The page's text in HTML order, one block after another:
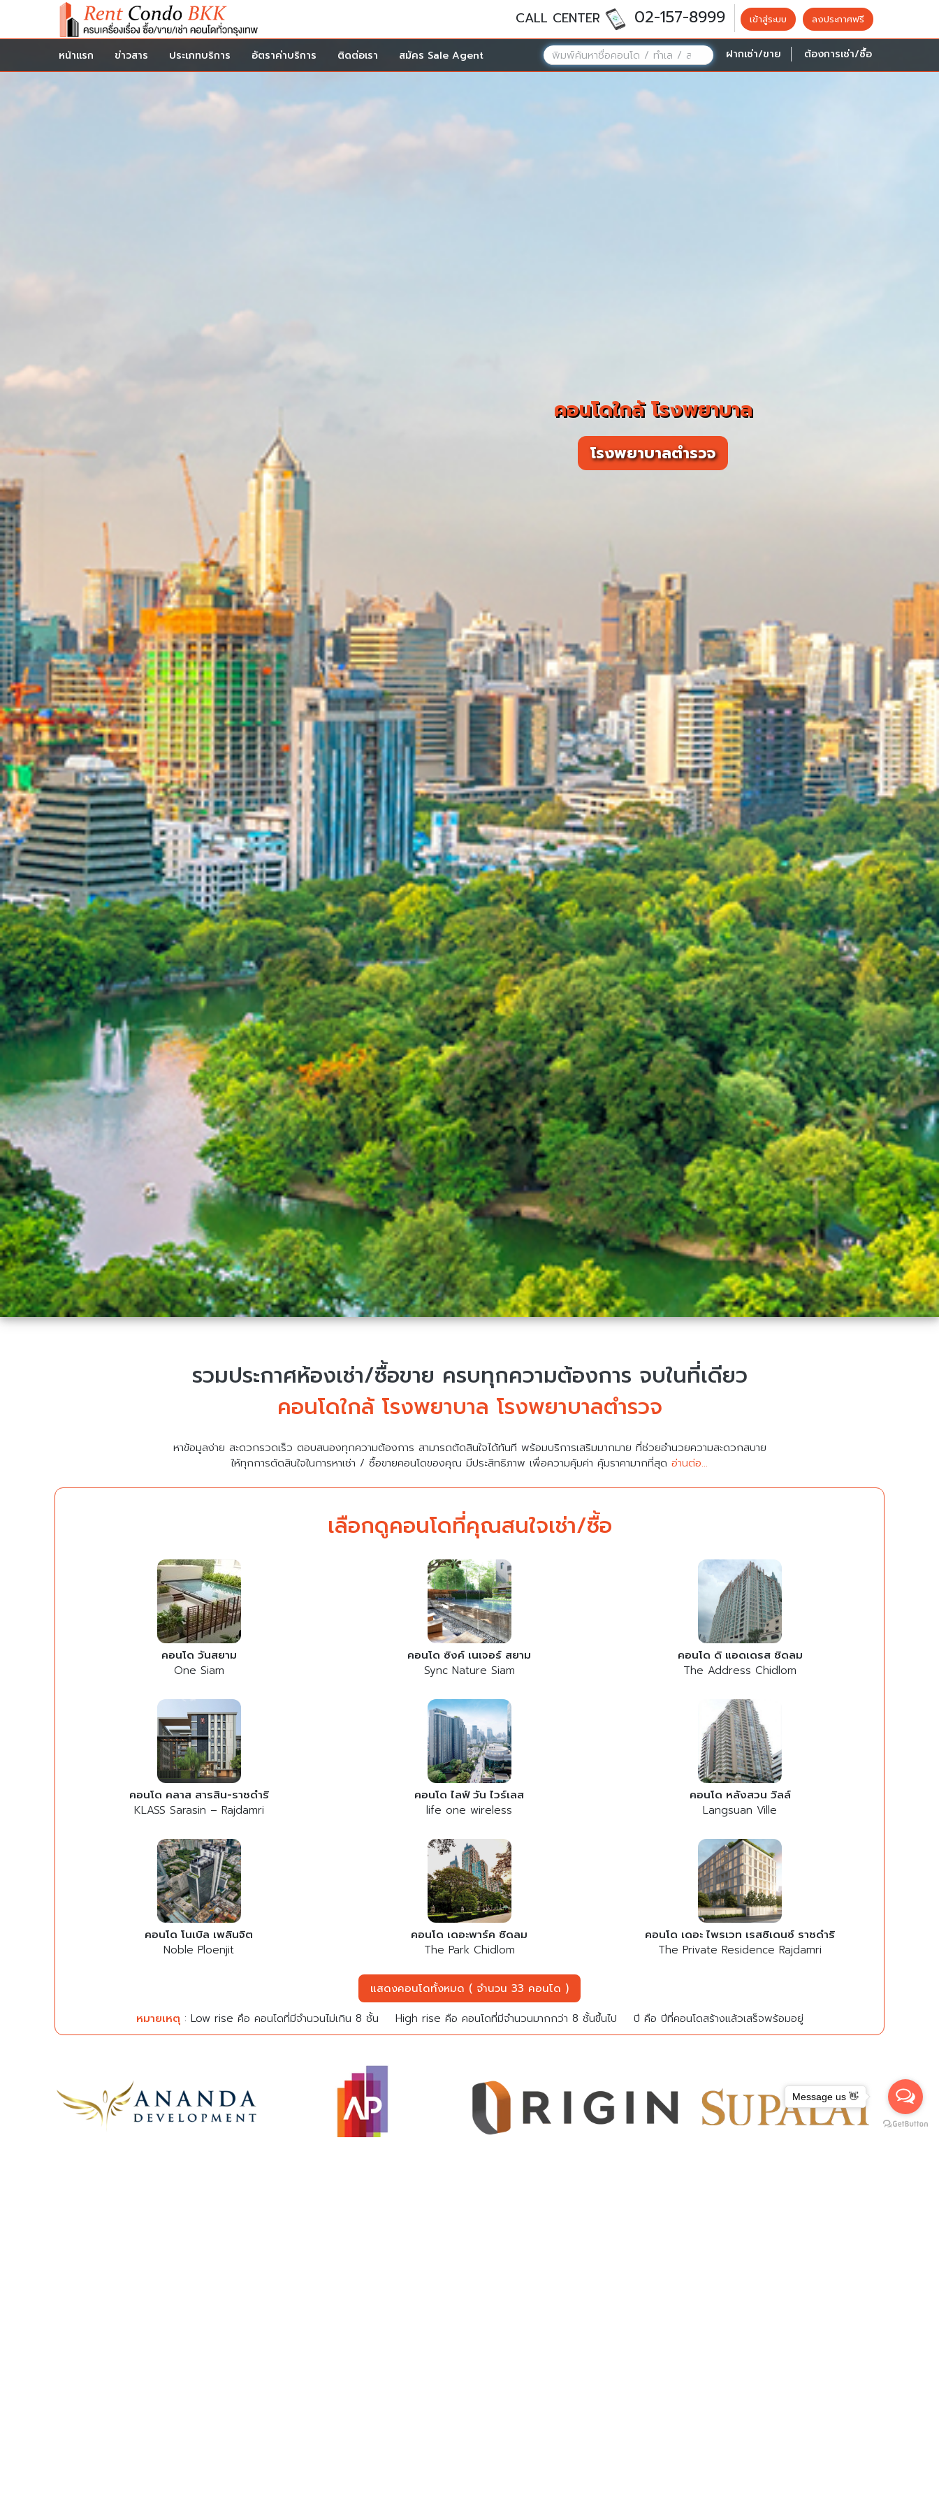
CALL CENTER 02-157-8999 เข้าสู่ระบบ ลงประกาศฟรี
หน้าแรก ข่าวสาร ประเภทบริการ อัตราค่าบริการ ติดต่อเรา สมัคร Sale Agent ฝากเช่า/ขาย ต้องการเช่า/ซื้อ
คอนโดใกล้ โรงพยาบาล
โรงพยาบาลตำรวจ
รวมประกาศห้องเช่า/ซื้อขาย ครบทุกความต้องการ จบในที่เดียว
คอนโดใกล้ โรงพยาบาล โรงพยาบาลตำรวจ
หาข้อมูลง่าย สะดวกรวดเร็ว ตอบสนองทุกความต้องการ สามารถตัดสินใจได้ทันที พร้อมบริการเสริมมากมาย ที่ช่วยอำนวยความสะดวกสบาย
ให้ทุกการตัดสินใจในการหาเช่า / ซื้อขายคอนโดของคุณ มีประสิทธิภาพ เพื่อความคุ้มค่า คุ้มราคามากที่สุด อ่านต่อ...
เลือกดูคอนโดที่คุณสนใจเช่า/ซื้อ
คอนโด วันสยาม
One Siam
คอนโด ซิงค์ เนเจอร์ สยาม
Sync Nature Siam
คอนโด ดิ แอดเดรส ชิดลม
The Address Chidlom
คอนโด คลาส สารสิน-ราชดำริ
KLASS Sarasin – Rajdamri
คอนโด ไลฟ์ วัน ไวร์เลส
life one wireless
คอนโด หลังสวน วิลล์
Langsuan Ville
คอนโด โนเบิล เพลินจิต
Noble Ploenjit
คอนโด เดอะพาร์ค ชิดลม
The Park Chidlom
คอนโด เดอะ ไพรเวท เรสซิเดนซ์ ราชดำริ
The Private Residence Rajdamri
แสดงคอนโดทั้งหมด ( จำนวน 33 คอนโด )
หมายเหตุ : Low rise คือ คอนโดที่มีจำนวนไม่เกิน 8 ชั้น High rise คือ คอนโดที่มีจำนวนมากกว่า 8 ชั้นขึ้นไป ปี คือ ปีที่คอนโดสร้างแล้วเสร็จพร้อมอยู่
Message us 👋